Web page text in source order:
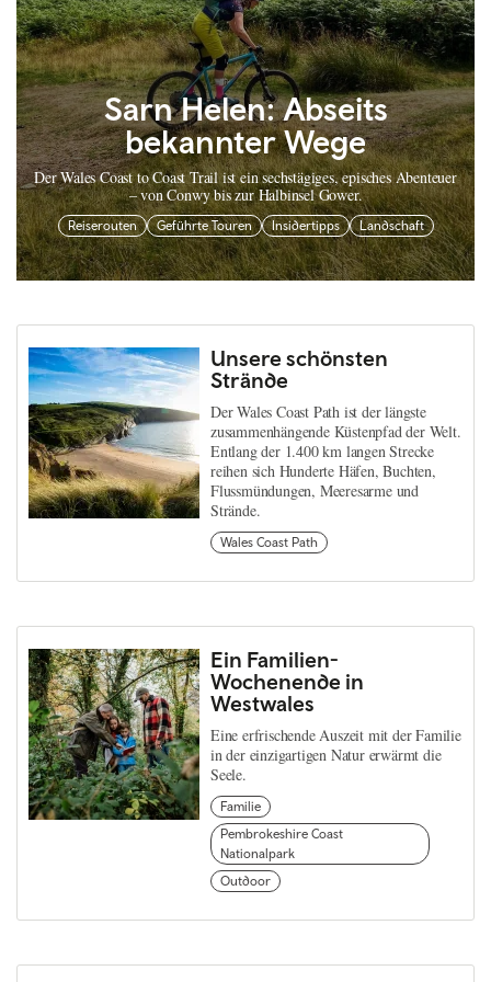
Sarn Helen: Abseits
bekannter Wege
Der Wales Coast to Coast Trail ist ein sechstägiges, episches Abenteuer
– von Conwy bis zur Halbinsel Gower.
Reiserouten Geführte Touren Insidertipps Landschaft
Unsere schönsten
Strände
Der Wales Coast Path ist der längste
zusammenhängende Küstenpfad der Welt.
Entlang der 1.400 km langen Strecke
reihen sich Hunderte Häfen, Buchten,
Flussmündungen, Meeresarme und
Strände.
Wales Coast Path
Ein Familien-
Wochenende in
Westwales
Eine erfrischende Auszeit mit der Familie
in der einzigartigen Natur erwärmt die
Seele.
Familie
Pembrokeshire Coast
Nationalpark
Outdoor